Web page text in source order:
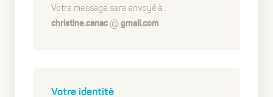
Votre message sera envoyé à :
christine.canac gmail.com
Votre identité